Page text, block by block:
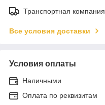
Транспортная компания
Все условия доставки
Условия оплаты
Наличными
Оплата по реквизитам